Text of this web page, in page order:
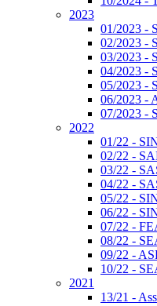
2023
01/2023 -
02/2023 -
03/2023 -
04/2023 -
05/2023 -
06/2023 -
07/2023 -
2022
01/22 -
02/22 -
03/22 -
04/22 -
05/22 -
06/22 -
07/22 -
08/22 -
09/22 -
10/22 -
2021
13/21 -